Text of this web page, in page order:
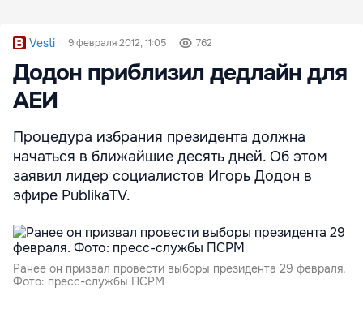
Vesti 9 февраля 2012, 11:05 762
Додон приблизил дедлайн для
АЕИ
Процедура избрания президента должна
начаться в ближайшие десять дней. Об этом
заявил лидер социалистов Игорь Додон в
эфире PublikaTV.
Ранее он призвал провести выборы президента 29 февраля.
Фото: пресс-службы ПСРМ